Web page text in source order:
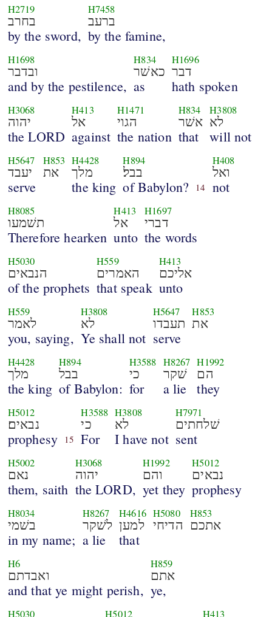
H2719
בחרב
by the sword,
H7458
ברעב
by the famine,
H1698
ובדבר
and by the pestilence,
H834
כאשׁר
as
H1696
דבר
hath spoken
H3068
יהוה
the LORD
H413
אל
against
H1471
הגוי
the nation
H834
אשׁר
that
H3808
לא
will not
H5647
יעבד
serve
H853
את
H4428
מלך
the king
H894
בבל׃
of Babylon? 14
H408
ואל
not
H8085
תשׁמעו
Therefore hearken
H413
אל
unto
H1697
דברי
the words
H5030
הנבאים
of the prophets
H559
האמרים
that speak
H413
אליכם
unto
H559
לאמר
you, saying,
H3808
לא
Ye shall not
H5647
תעבדו
serve
H853
את
H4428
מלך
the king
H894
בבל
of Babylon:
H3588
כי
for
H8267
שׁקר
a lie
H1992
הם
they
H5012
נבאים׃
prophesy 15
H3588
כי
For
H3808
לא
I have not
H7971
שׁלחתים
sent
H5002
נאם
them, saith
H3068
יהוה
the LORD,
H1992
והם
yet they
H5012
נבאים
prophesy
H8034
בשׁמי
in my name;
H8267
לשׁקר
a lie
H4616
למען
that
H5080
הדיחי
H853
אתכם
H6
ואבדתם
and that ye might perish,
H859
אתם
ye,
H5030 H5012 H413